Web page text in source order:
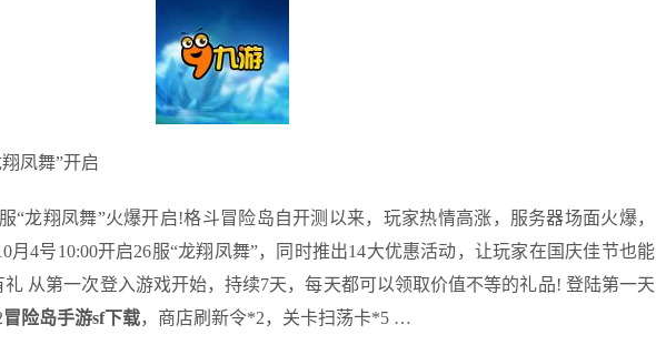
凤舞​”开启
“龙翔凤舞”火爆开启!格斗冒险岛自开测以来，玩家热情高涨，服务器场面火爆，
月4号10:00开启26服“龙翔凤舞”，同时推出14大优惠活动，让玩家在国庆佳节也能
从第一次登入游戏开始，持续7天，每天都可以领取价值不等的礼品! 登陆第一天
冒险岛手游sf下载，商店刷新令*2，关卡扫荡卡*5 …